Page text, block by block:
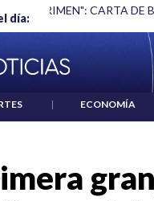
día:
ABELARDO DE LA
| ECONOMÍA